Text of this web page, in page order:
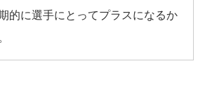
的に選手にとってプラスになるか